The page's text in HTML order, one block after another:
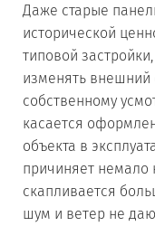
Даже старые
исторической
типовой
изменять внешний
собственному
касается
объекта в
причиняет немало
скапливается
шум и ветер не